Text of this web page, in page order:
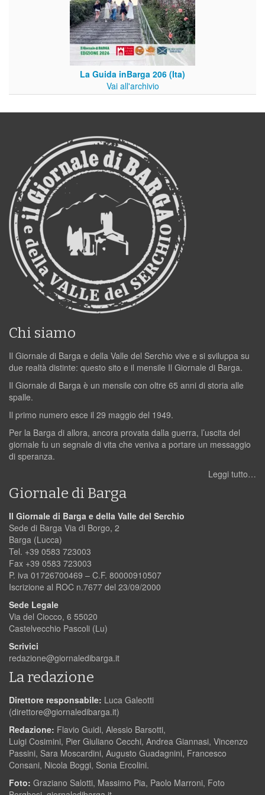
La Guida inBarga 206 (Ita)
Vai all'archivio
Chi siamo
Il Giornale di Barga e della Valle del Serchio vive e si sviluppa su
due realtà distinte: questo sito e il mensile Il Giornale di Barga.
Il Giornale di Barga è un mensile con oltre 65 anni di storia alle
spalle.
Il primo numero esce il 29 maggio del 1949.
Per la Barga di allora, ancora provata dalla guerra, l’uscita del
giornale fu un segnale di vita che veniva a portare un messaggio
di speranza.
Leggi tutto…
Giornale di Barga
Il Giornale di Barga e della Valle del Serchio
Sede di Barga Via di Borgo, 2
Barga (Lucca)
Tel. +39 0583 723003
Fax +39 0583 723003
P. iva 01726700469 – C.F. 80000910507
Iscrizione al ROC n.7677 del 23/09/2000
Sede Legale
Via del Ciocco, 6 55020
Castelvecchio Pascoli (Lu)
Scrivici
redazione@giornaledibarga.it
La redazione
Direttore responsabile: Luca Galeotti
(direttore@giornaledibarga.it)
Redazione: Flavio Guidi, Alessio Barsotti,
Luigi Cosimini, Pier Giuliano Cecchi, Andrea Giannasi, Vincenzo
Passini, Sara Moscardini, Augusto Guadagnini, Francesco
Consani, Nicola Boggi, Sonia Ercolini.
Foto: Graziano Salotti, Massimo Pia, Paolo Marroni, Foto